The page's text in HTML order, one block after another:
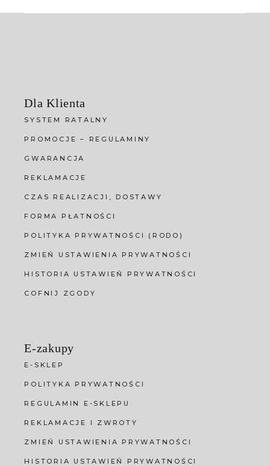
Dla Klienta
SYSTEM RATALNY
PROMOCJE – REGULAMINY
GWARANCJA
REKLAMACJE
CZAS REALIZACJI, DOSTAWY
FORMA PŁATNOŚCI
POLITYKA PRYWATNOŚCI (RODO)
ZMIEŃ USTAWIENIA PRYWATNOŚCI
HISTORIA USTAWIEŃ PRYWATNOŚCI
COFNIJ ZGODY
E-zakupy
E-SKLEP
POLITYKA PRYWATNOŚCI
REGULAMIN E-SKLEPU
REKLAMACJE I ZWROTY
ZMIEŃ USTAWIENIA PRYWATNOŚCI
HISTORIA USTAWIEŃ PRYWATNOŚCI